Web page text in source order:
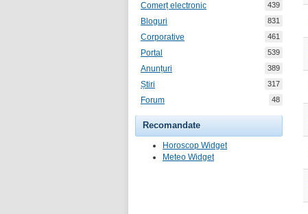
Comerț electronic 439
Bloguri 831
Corporative 461
Portal 539
Anunțuri 389
Știri 317
Forum 48
Recomandate
Horoscop Widget
Meteo Widget